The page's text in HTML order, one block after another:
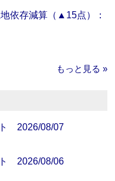
依存減算（▲15点）：
もっと見る »
ト 2026/08/07
ト 2026/08/06